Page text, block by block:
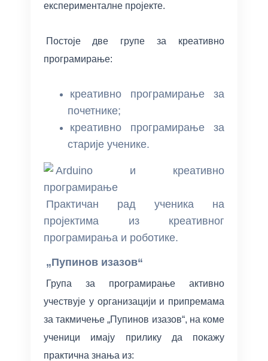
експерименталне пројекте.
Постоје две групе за креативно
програмирање:
креативно програмирање за
почетнике;
креативно програмирање за
старије ученике.
Практичан рад ученика на
пројектима из креативног
програмирања и роботике.
„Пупинов изазов“
Група за програмирање активно
учествује у организацији и припремама
за такмичење „Пупинов изазов“, на коме
ученици имају прилику да покажу
практична знања из: